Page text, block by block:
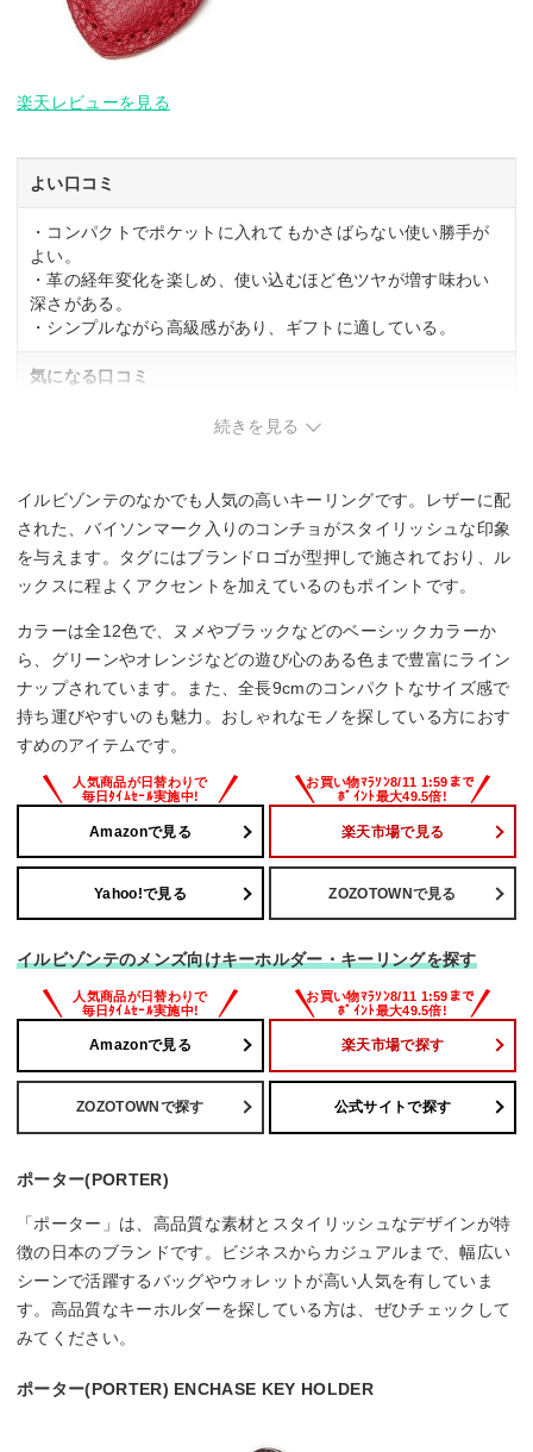
楽天レビューを見る
よい口コミ
・コンパクトでポケットに入れてもかさばらない使い勝手が
よい。
・革の経年変化を楽しめ、使い込むほど色ツヤが増す味わい
深さがある。
・シンプルながら高級感があり、ギフトに適している。
気になる口コミ
・想像より小ぶりと感じる可能性あり。
続きを見る
イルビゾンテのなかでも人気の高いキーリングです。レザーに配
された、バイソンマーク入りのコンチョがスタイリッシュな印象
を与えます。タグにはブランドロゴが型押しで施されており、ル
ックスに程よくアクセントを加えているのもポイントです。
カラーは全12色で、ヌメやブラックなどのベーシックカラーか
ら、グリーンやオレンジなどの遊び心のある色まで豊富にライン
ナップされています。また、全長9cmのコンパクトなサイズ感で
持ち運びやすいのも魅力。おしゃれなモノを探している方におす
すめのアイテムです。
Amazonで見る 楽天市場で見る
Yahoo!で見る ZOZOTOWNで見る
イルビゾンテのメンズ向けキーホルダー・キーリングを探す
Amazonで見る 楽天市場で探す
ZOZOTOWNで探す 公式サイトで探す
ポーター(PORTER)
「ポーター」は、高品質な素材とスタイリッシュなデザインが特
徴の日本のブランドです。ビジネスからカジュアルまで、幅広い
シーンで活躍するバッグやウォレットが高い人気を有していま
す。高品質なキーホルダーを探している方は、ぜひチェックして
みてください。
ポーター(PORTER) ENCHASE KEY HOLDER